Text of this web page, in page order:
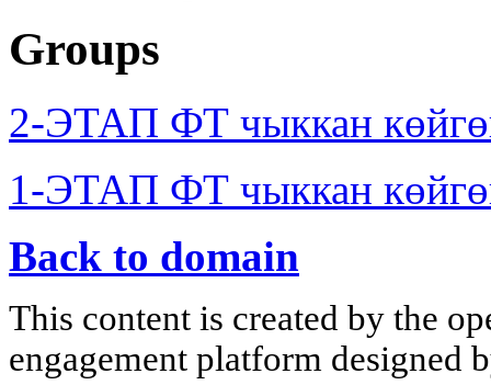
Groups
2-ЭТАП ФТ чыккан
1-ЭТАП ФТ чыккан
Back to domain
This content is created by the
engagement platform designed